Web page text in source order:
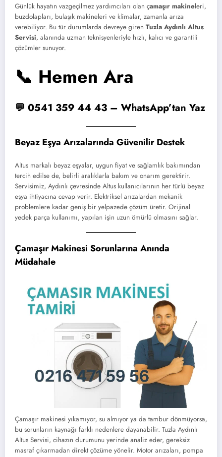
Günlük hayatın vazgeçilmez yardımcıları olan çamaşır makineleri,
buzdolapları, bulaşık makineleri ve klimalar, zamanla arıza
verebiliyor. Bu tür durumlarda devreye giren Tuzla Aydınlı Altus
Servisi, alanında uzman teknisyenleriyle hızlı, kalıcı ve garantili
çözümler sunuyor.
📞 Hemen Ara
💬 0541 359 44 43 – WhatsApp’tan Yaz
Beyaz Eşya Arızalarında Güvenilir Destek
Altus markalı beyaz eşyalar, uygun fiyat ve sağlamlık bakımından
tercih edilse de, belirli aralıklarla bakım ve onarım gerektirir.
Servisimiz, Aydınlı çevresinde Altus kullanıcılarının her türlü beyaz
eşya ihtiyacına cevap verir. Elektriksel arızalardan mekanik
problemlere kadar geniş bir yelpazede çözüm üretir. Orijinal
yedek parça kullanımı, yapılan işin uzun ömürlü olmasını sağlar.
Çamaşır Makinesi Sorunlarına Anında
Müdahale
Çamaşır makinesi yıkamıyor, su almıyor ya da tambur dönmüyorsa,
bu sorunların kaynağı farklı nedenlere dayanabilir. Tuzla Aydınlı
Altus Servisi, cihazın durumunu yerinde analiz eder, gereksiz
masraf çıkarmadan direkt çözüme yönelir. Motor arızaları, pompa